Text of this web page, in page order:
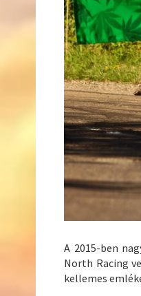
A 2015-ben
North Racing
kellemes